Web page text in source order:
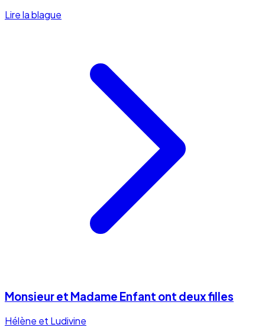
Lire la blague
Monsieur et Madame Enfant ont deux filles
Hélène et Ludivine